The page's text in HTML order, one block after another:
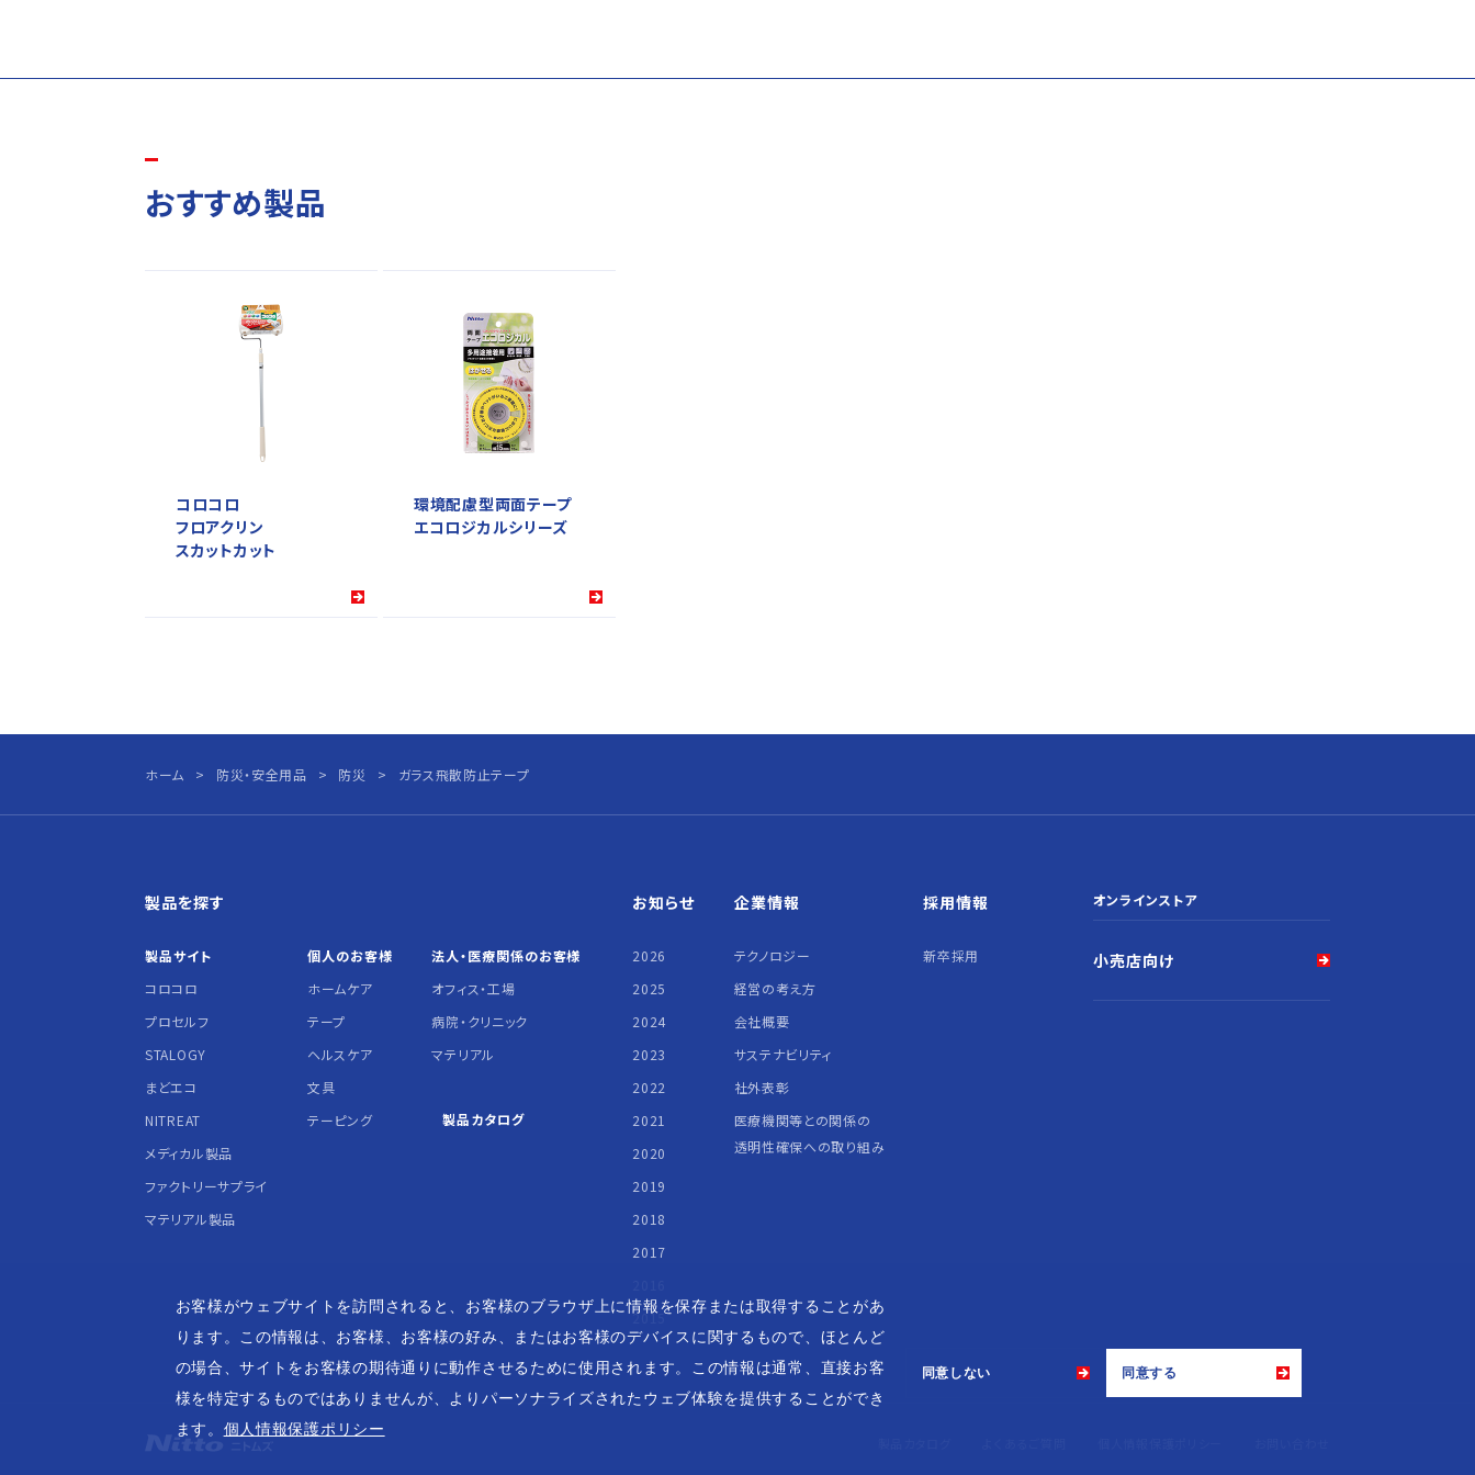
おすすめ製品
コロコロ
フロアクリン
スカットカット
環境配慮型両面テープ
エコロジカルシリーズ
ホーム 防災・安全用品 防災 ガラス飛散防止テープ
製品を探す
製品サイト
コロコロ
プロセルフ
STALOGY
まどエコ
NITREAT
メディカル製品
ファクトリーサプライ
マテリアル製品
個人のお客様
ホームケア
テープ
ヘルスケア
文具
テーピング
法人・医療関係のお客様
オフィス・工場
病院・クリニック
マテリアル
製品カタログ
お知らせ
2026
2025
2024
2023
2022
2021
2020
2019
2018
2017
2015
企業情報
テクノロジー
経営の考え方
会社概要
サステナビリティ
社外表彰
医療機関等との関係の
透明性確保への取り組み
採用情報
新卒採用
オンラインストア
小売店向け
お客様がウェブサイトを訪問されると、お客様のブラウザ上に情報を保存または取得することがあ
ります。この情報は、お客様、お客様の好み、またはお客様のデバイスに関するもので、ほとんど
の場合、サイトをお客様の期待通りに動作させるために使用されます。この情報は通常、直接お客
様を特定するものではありませんが、よりパーソナライズされたウェブ体験を提供することができ
ます。 個人情報保護ポリシー
同意しない 同意する